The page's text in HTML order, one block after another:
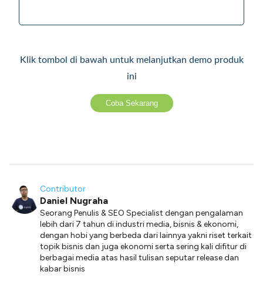
Klik tombol di bawah untuk melanjutkan demo produk
ini
Coba Sekarang
Contributor
Daniel Nugraha
Seorang Penulis & SEO Specialist dengan pengalaman
lebih dari 7 tahun di industri media, bisnis & ekonomi,
dengan hobi yang berbeda dari lainnya yakni riset terkait
topik bisnis dan juga ekonomi serta sering kali difitur di
berbagai media atas hasil tulisan seputar release dan
kabar bisnis